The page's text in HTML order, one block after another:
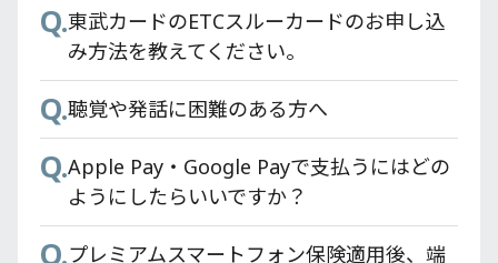
Q.東武カードの署名欄はどこですか？
Q.メールで「お申し込みいただいたカードの
お支払い口座設定のお願い」が届いたが、
WEBでの口座設定では希望する銀行が登録
できない。
Q.東武カードでETCスルーカードは申し込み
できますか？
Q.東武カードにはPASMO機能が付いています
か？
Q.東武鉄道モバイル定期券はどのように購入
すればいいですか？
Q. 東京スカイツリー®東武カードPASMOの
PASMO残高はどうすればいいですか？
Q.東武カードの支払いでポイント付与の対象
とならないものはありますか？
Q.従来の東武カードでためたポイント
（TOBU POINT）はどうなりますか？
Q. 特急券購入時のポイント還元率はどうなり
ますか？
Q.利用明細はどうすれば確認できますか？
Q.東武カードアプリの対象カードは？
Q.Apple Pay・Google Payで支払うにはどの
ようにしたらいいですか？
Q.モバイル決済でのQUICPay(クイックペ
イ)TMの登録方法と利用方法を教えてくだ
Q.東武カードのETCスルーカードのお申し込
み方法を教えてください。
Q.聴覚や発話に困難のある方へ
Q.Apple Pay・Google Payで支払うにはどの
ようにしたらいいですか？
Q.プレミアムスマートフォン保険適用後、端